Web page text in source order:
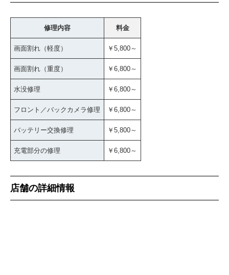
修理内容 料金
画面割れ（軽度） ￥5,800～
画面割れ（重度） ￥6,800～
水没修理 ￥6,800～
フロント／バックカメラ修理 ￥6,800～
バッテリー交換修理 ￥5,800～
充電部分の修理 ￥6,800～
店舗の詳細情報